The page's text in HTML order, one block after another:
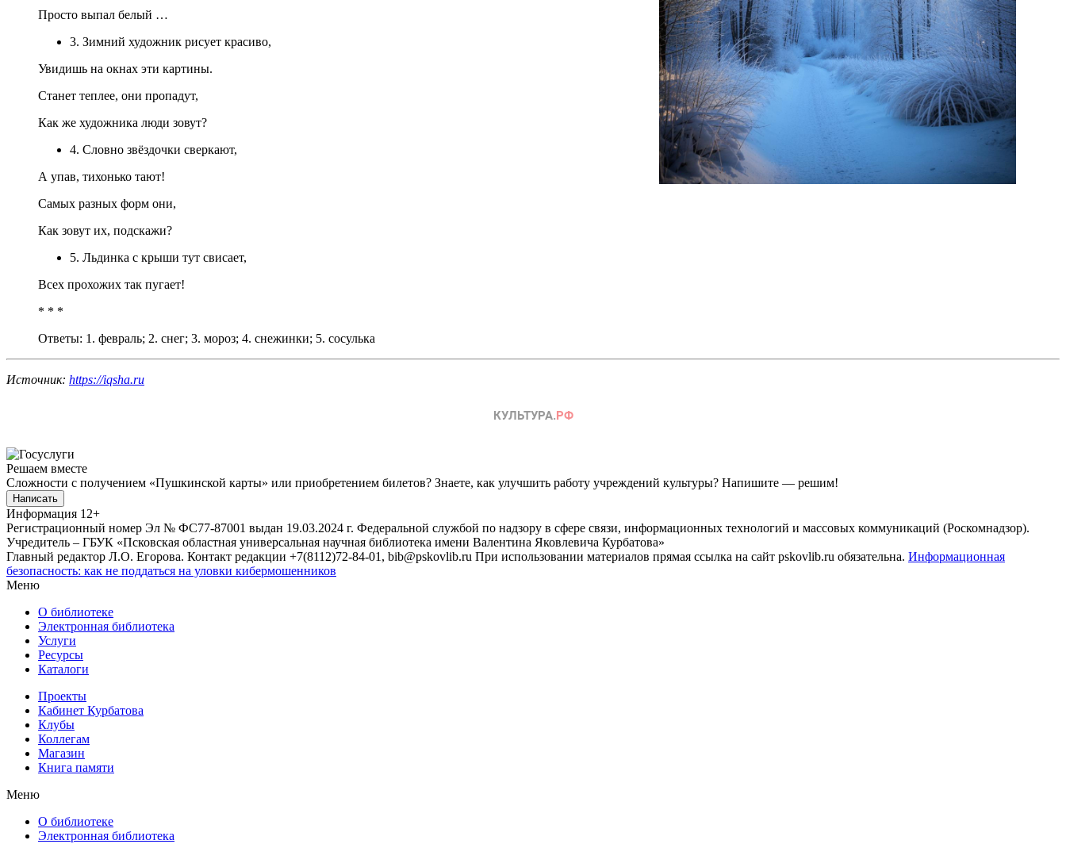
Просто выпал белый …
3. Зимний художник рисует красиво,
Увидишь на окнах эти картины.
Станет теплее, они пропадут,
Как же художника люди зовут?
4. Словно звёздочки сверкают,
А упав, тихонько тают!
Самых разных форм они,
Как зовут их, подскажи?
5. Льдинка с крыши тут свисает,
Всех прохожих так пугает!
* * *
Ответы: 1. февраль; 2. снег; 3. мороз; 4. снежинки; 5. сосулька
Источник: https://iqsha.ru
Решаем вместе
Сложности с получением «Пушкинской карты» или приобретением билетов? Знаете, как улучшить работу учреждений культуры? Напишите — решим!
Написать
Информация 12+
Регистрационный номер Эл № ФС77-87001 выдан 19.03.2024 г. Федеральной службой по надзору в сфере связи, информационных технологий и массовых коммуникаций (Роскомнадзор).
Учредитель – ГБУК «Псковская областная универсальная научная библиотека имени Валентина Яковлевича Курбатова»
Главный редактор Л.О. Егорова. Контакт редакции +7(8112)72-84-01, bib@pskovlib.ru При использовании материалов прямая ссылка на сайт pskovlib.ru обязательна. Информационная
безопасность: как не поддаться на уловки кибермошенников
Меню
О библиотеке
Электронная библиотека
Услуги
Ресурсы
Каталоги
Проекты
Кабинет Курбатова
Клубы
Коллегам
Магазин
Книга памяти
Меню
О библиотеке
Электронная библиотека